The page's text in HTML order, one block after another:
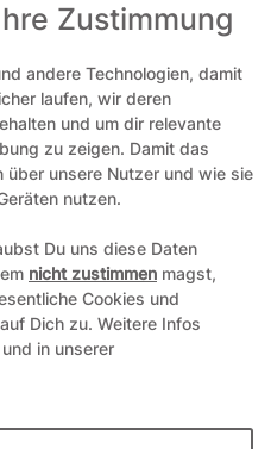
An Sonn- und Feiertagen kann
Verbindugsgebühren für Anrufe
abweichen.
und ggf. zzgl.
Zustimmung
andere Technologien, damit
laufen, wir deren
und um dir relevante
zu zeigen. Damit das
unsere Nutzer und wie sie
nutzen.
Du uns diese Daten
nicht zustimmen magst,
Cookies und
Dich zu. Weitere Infos
und in unserer